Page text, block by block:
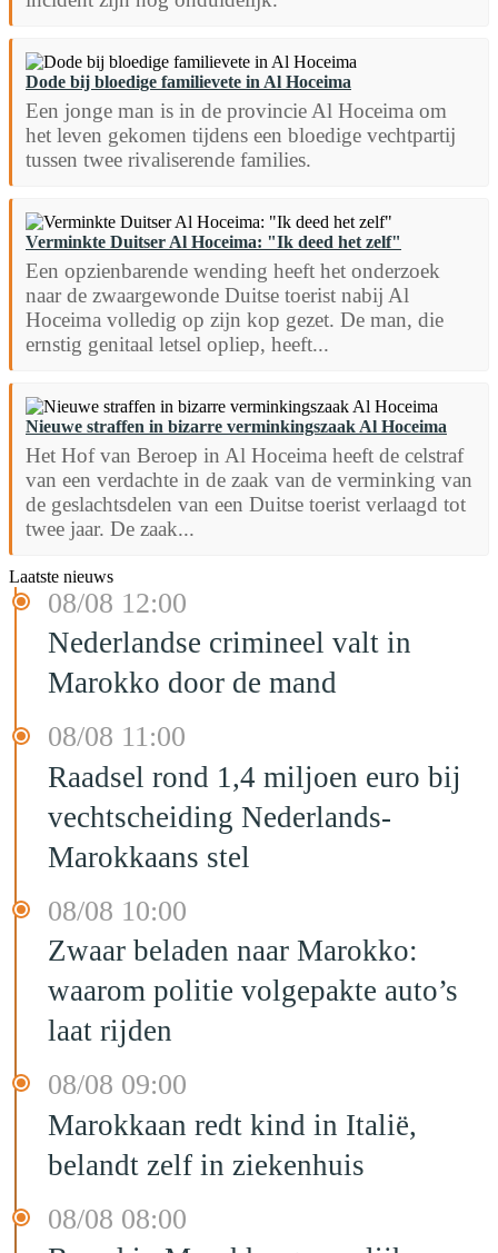
Dode bij bloedige familievete in Al Hoceima
Een jonge man is in de provincie Al Hoceima om
het leven gekomen tijdens een bloedige vechtpartij
tussen twee rivaliserende families.
Verminkte Duitser Al Hoceima: "Ik deed het zelf"
Een opzienbarende wending heeft het onderzoek
naar de zwaargewonde Duitse toerist nabij Al
Hoceima volledig op zijn kop gezet. De man, die
ernstig genitaal letsel opliep, heeft...
Nieuwe straffen in bizarre verminkingszaak Al Hoceima
Het Hof van Beroep in Al Hoceima heeft de celstraf
van een verdachte in de zaak van de verminking van
de geslachtsdelen van een Duitse toerist verlaagd tot
twee jaar. De zaak...
Laatste nieuws
08/08 12:00
Nederlandse crimineel valt in
Marokko door de mand
08/08 11:00
Raadsel rond 1,4 miljoen euro bij
vechtscheiding Nederlands-
Marokkaans stel
08/08 10:00
Zwaar beladen naar Marokko:
waarom politie volgepakte auto’s
laat rijden
08/08 09:00
Marokkaan redt kind in Italië,
belandt zelf in ziekenhuis
08/08 08:00